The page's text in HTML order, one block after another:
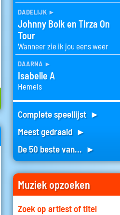
dadelijk ►
Johnny Bolk en Tirza On
Tour
Wanneer zie ik jou eens weer
daarna ►
Isabelle A
Hemels
Complete speellijst ►
Meest gedraaid ►
De 50 beste van... ►
Muziek opzoeken
Zoek op artiest of titel